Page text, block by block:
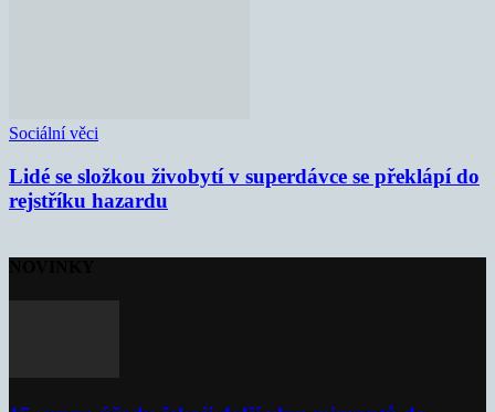
Sociální věci
Lidé se složkou živobytí v superdávce se překlápí do
rejstříku hazardu